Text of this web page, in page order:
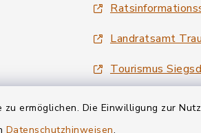
ermöglichen. Die Einwilligung zur
Datenschutzhinweisen.
Landratsamt
Tourismus